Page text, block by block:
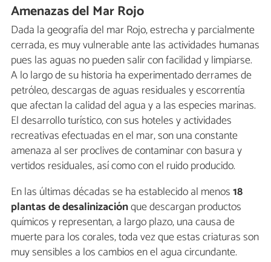
Amenazas del Mar Rojo
Dada la geografía del mar Rojo, estrecha y parcialmente
cerrada, es muy vulnerable ante las actividades humanas
pues las aguas no pueden salir con facilidad y limpiarse.
A lo largo de su historia ha experimentado derrames de
petróleo, descargas de aguas residuales y escorrentía
que afectan la calidad del agua y a las especies marinas.
El desarrollo turístico, con sus hoteles y actividades
recreativas efectuadas en el mar, son una constante
amenaza al ser proclives de contaminar con basura y
vertidos residuales, así como con el ruido producido.
En las últimas décadas se ha establecido al menos18
plantas de desalinizaciónque descargan productos
químicos y representan, a largo plazo, una causa de
muerte para los corales, toda vez que estas criaturas son
muy sensibles a los cambios en el agua circundante.